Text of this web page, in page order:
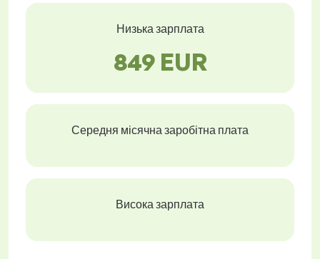
Низька зарплата
849 EUR
Середня місячна заробітна плата
Висока зарплата